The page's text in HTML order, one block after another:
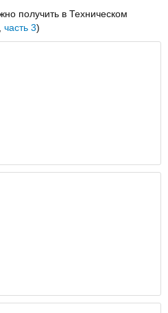
получить в Техническом
часть 3)